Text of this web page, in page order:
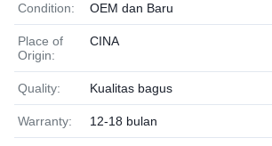
Condition: OEM dan Baru
Place of
Origin:
CINA
Quality: Kualitas bagus
Warranty: 12-18 bulan